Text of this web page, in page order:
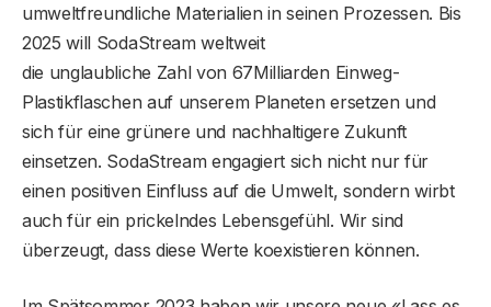
umweltfreundliche Materialien in seinen Prozessen. Bis
2025 will SodaStream weltweit
die unglaubliche Zahl von 67Milliarden Einweg-
Plastikflaschen auf unserem Planeten ersetzen und
sich für eine grünere und nachhaltigere Zukunft
einsetzen. SodaStream engagiert sich nicht nur für
einen positiven Einfluss auf die Umwelt, sondern wirbt
auch für ein prickelndes Lebensgefühl. Wir sind
überzeugt, dass diese Werte koexistieren können.